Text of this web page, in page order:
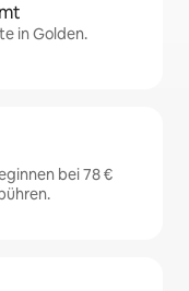
in Golden.
bei 78 €